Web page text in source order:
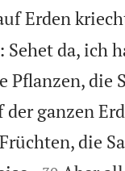
Erden
Sehet da, ich
Pflanzen, die
ganzen
die